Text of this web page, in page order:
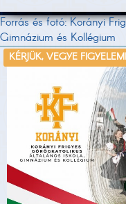
Forrás és fotó: Korányi
Gimnázium és Kollégium
KÉRJÜK, VEGYE